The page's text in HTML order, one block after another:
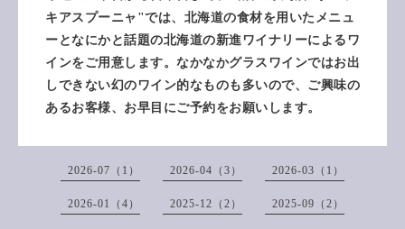
キアスプーニャ"では、北海道の食材を用いたメニュ
ーとなにかと話題の北海道の新進ワイナリーによるワ
インをご用意します。なかなかグラスワインではお出
しできない幻のワイン的なものも多いので、ご興味の
あるお客様、お早目にご予約をお願いします。
2026-07（1） 2026-04（3） 2026-03（1）
2026-01（4） 2025-12（2） 2025-09（2）